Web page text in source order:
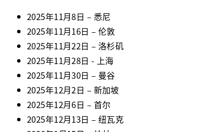
2025年11月8日 – 悉尼
2025年11月16日–伦敦
2025年11月22日– 洛杉矶
2025年11月28日 - 上海
2025年11月30日– 曼谷
2025年12月2日 – 新加坡
2025年12月6日 – 首尔
2025年12月13日–纽瓦克